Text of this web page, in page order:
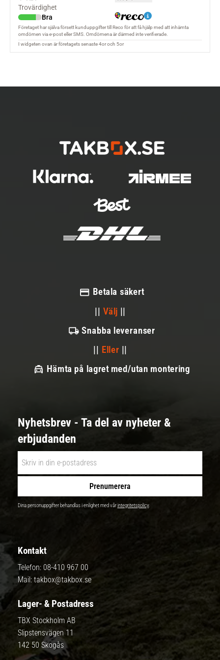
Betala säkert
|| Välj ||
Snabba leveranser
|| Eller ||
Hämta på lagret med/utan montering
Nyhetsbrev - Ta del av nyheter &
erbjudanden
Prenumerera
Dina personuppgifter behandlas i enlighet med vårintegritetspolicy.
Kontakt
Telefon: 08-410 967 00
Mail: takbox@takbox.se
Lager- & Postadress
TBX Stockholm AB
Slipstensvägen 11
142 50 Skogås